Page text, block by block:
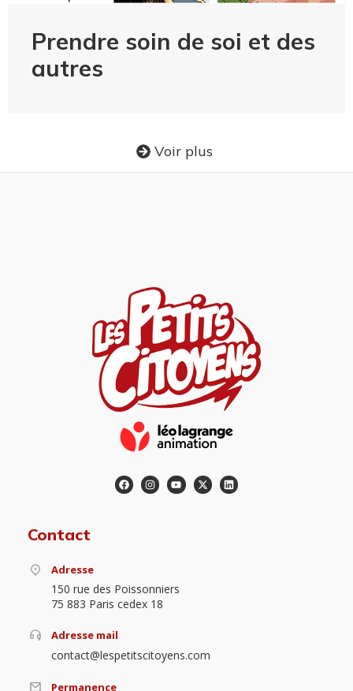
Prendre soin de soi et des
autres
Voir plus
Contact
Adresse
150 rue des Poissonniers
75 883 Paris cedex 18
Adresse mail
contact@lespetitscitoyens.com
Permanence